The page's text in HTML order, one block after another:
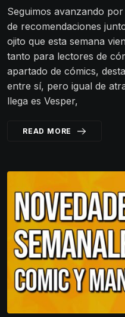
Seguimos avanzando
de recomendaciones
ojito que esta semana
tanto para lectores de
apartado de cómics,
entre sí, pero igual de
llega es Vesper,
READ MORE